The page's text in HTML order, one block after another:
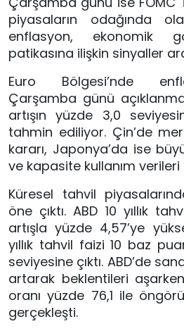
piyasaların odağında
enflasyon, ekonomik
patikasına ilişkin sinyaller
Euro Bölgesi’nde
Çarşamba günü
artışın yüzde 3,0
tahmin ediliyor. Çin’de
kararı, Japonya’da ise
ve kapasite kullanım verileri
Küresel tahvil
öne çıktı. ABD 10 yıllık
artışla yüzde 4,57’ye
yıllık tahvil faizi 10 baz
seviyesine çıktı. ABD’de
artarak beklentileri
oranı yüzde 76,1 ile
gerçekleşti.